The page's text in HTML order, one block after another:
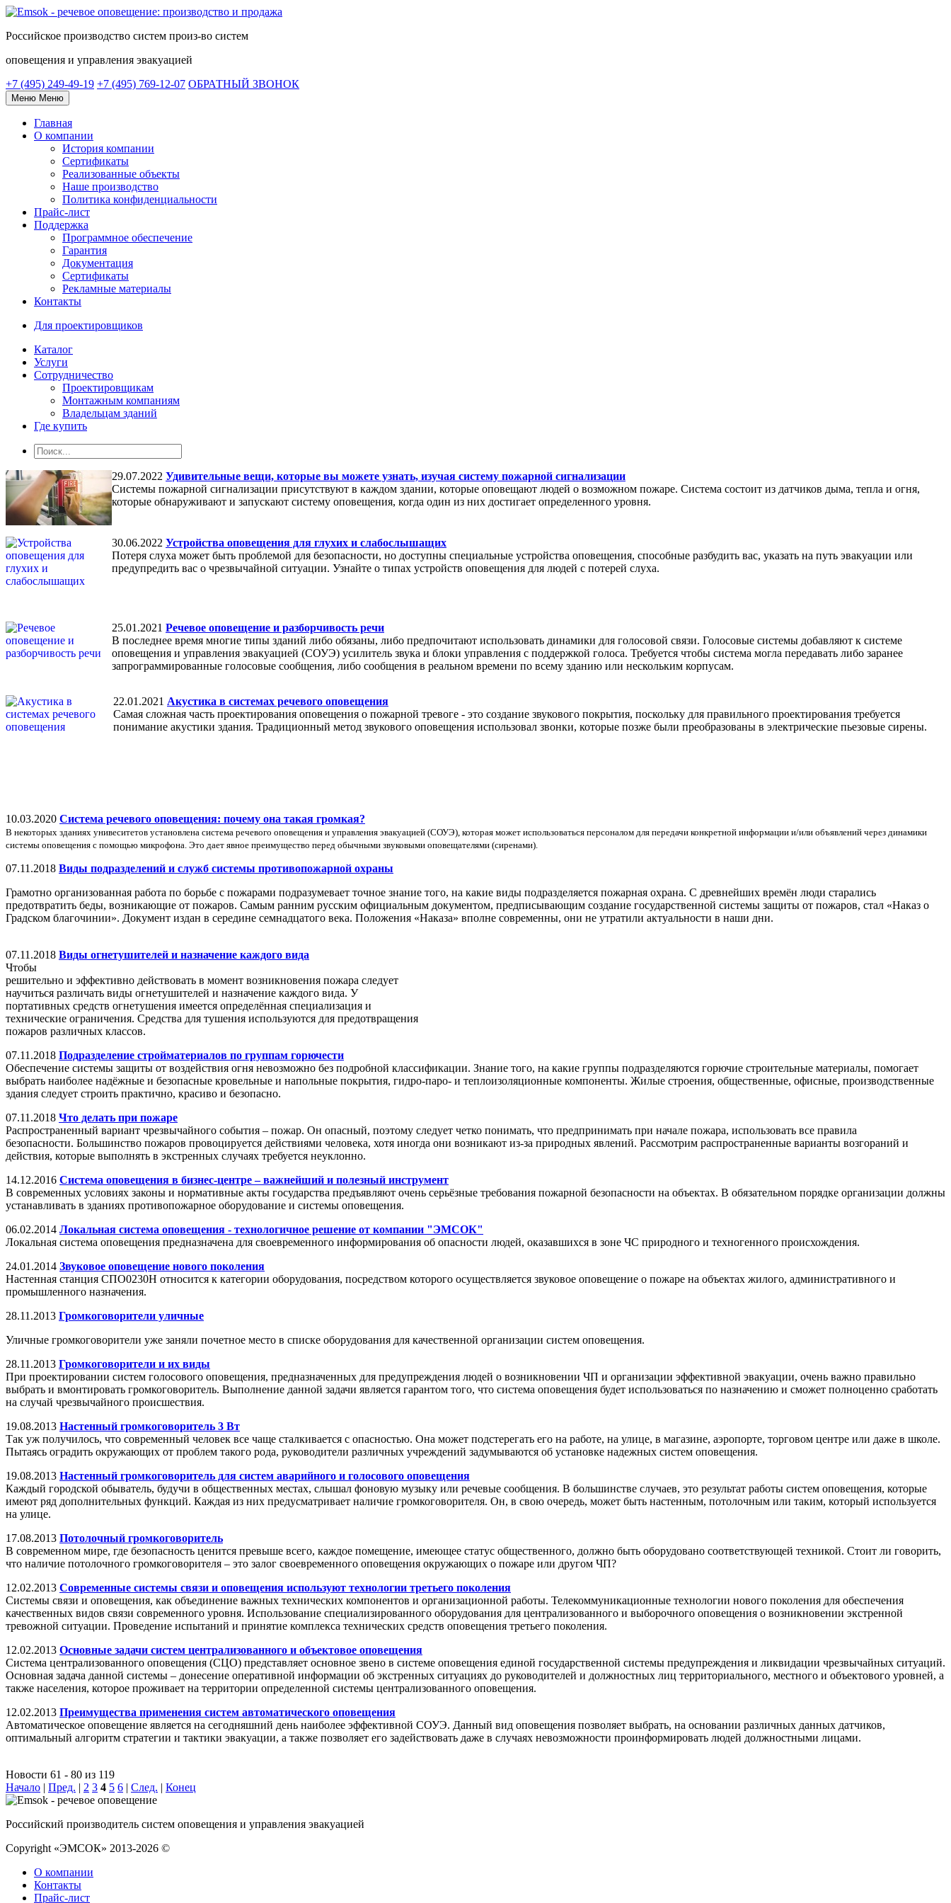
Российское производство систем произ-во систем
оповещения и управления эвакуацией
+7 (495) 249-49-19 +7 (495) 769-12-07 ОБРАТНЫЙ ЗВОНОК
Меню Меню
Главная
О компании
История компании
Сертификаты
Реализованные объекты
Наше производство
Политика конфиденциальности
Прайс-лист
Поддержка
Программное обеспечение
Гарантия
Документация
Сертификаты
Рекламные материалы
Контакты
Для проектировщиков
Каталог
Услуги
Сотрудничество
Проектировщикам
Монтажным компаниям
Владельцам зданий
Где купить
29.07.2022 Удивительные вещи, которые вы можете узнать, изучая систему пожарной сигнализации
Системы пожарной сигнализации присутствуют в каждом здании, которые оповещают людей о возможном пожаре. Система состоит из датчиков дыма, тепла и огня,
которые обнаруживают и запускают систему оповещения, когда один из них достигает определенного уровня.
30.06.2022 Устройства оповещения для глухих и слабослышащих
Потеря слуха может быть проблемой для безопасности, но доступны специальные устройства оповещения, способные разбудить вас, указать на путь эвакуации или
предупредить вас о чрезвычайной ситуации. Узнайте о типах устройств оповещения для людей с потерей слуха.
25.01.2021 Речевое оповещение и разборчивость речи
В последнее время многие типы зданий либо обязаны, либо предпочитают использовать динамики для голосовой связи. Голосовые системы добавляют к системе
оповещения и управления эвакуацией (СОУЭ) усилитель звука и блоки управления с поддержкой голоса. Требуется чтобы система могла передавать либо заранее
запрограммированные голосовые сообщения, либо сообщения в реальном времени по всему зданию или нескольким корпусам.
22.01.2021 Акустика в системах речевого оповещения
Самая сложная часть проектирования оповещения о пожарной тревоге - это создание звукового покрытия, поскольку для правильного проектирования требуется
понимание акустики здания. Традиционный метод звукового оповещения использовал звонки, которые позже были преобразованы в электрические пьезовые сирены.
10.03.2020 Система речевого оповещения: почему она такая громкая?
В некоторых зданиях унивеситетов установлена система речевого оповещения и управления эвакуацией (СОУЭ), которая может использоваться персоналом для передачи конкретной информации и/или объявлений через динамики
системы оповещения с помощью микрофона. Это дает явное преимущество перед обычными звуковыми оповещателями (сиренами).
07.11.2018 Виды подразделений и служб системы противопожарной охраны
Грамотно организованная работа по борьбе с пожарами подразумевает точное знание того, на какие виды подразделяется пожарная охрана. С древнейших времён люди старались
предотвратить беды, возникающие от пожаров. Самым ранним русским официальным документом, предписывающим создание государственной системы защиты от пожаров, стал «Наказ о
Градском благочинии». Документ издан в середине семнадцатого века. Положения «Наказа» вполне современны, они не утратили актуальности в наши дни.
07.11.2018 Виды огнетушителей и назначение каждого вида
Чтобы
решительно и эффективно действовать в момент возникновения пожара следует
научиться различать виды огнетушителей и назначение каждого вида. У
портативных средств огнетушения имеется определённая специализация и
технические ограничения. Средства для тушения используются для предотвращения
пожаров различных классов.
07.11.2018 Подразделение стройматериалов по группам горючести
Обеспечение системы защиты от воздействия огня невозможно без подробной классификации. Знание того, на какие группы подразделяются горючие строительные материалы, помогает
выбрать наиболее надёжные и безопасные кровельные и напольные покрытия, гидро-паро- и теплоизоляционные компоненты. Жилые строения, общественные, офисные, производственные
здания следует строить практично, красиво и безопасно.
07.11.2018 Что делать при пожаре
Распространенный вариант чрезвычайного события – пожар. Он опасный, поэтому следует четко понимать, что предпринимать при начале пожара, использовать все правила
безопасности. Большинство пожаров провоцируется действиями человека, хотя иногда они возникают из-за природных явлений. Рассмотрим распространенные варианты возгораний и
действия, которые выполнять в экстренных случаях требуется неуклонно.
14.12.2016 Система оповещения в бизнес-центре – важнейший и полезный инструмент
В современных условиях законы и нормативные акты государства предъявляют очень серьёзные требования пожарной безопасности на объектах. В обязательном порядке организации должны
устанавливать в зданиях противопожарное оборудование и системы оповещения.
06.02.2014 Локальная система оповещения - технологичное решение от компании "ЭМСОК"
Локальная система оповещения предназначена для своевременного информирования об опасности людей, оказавшихся в зоне ЧС природного и техногенного происхождения.
24.01.2014 Звуковое оповещение нового поколения
Настенная станция СПО0230Н относится к категории оборудования, посредством которого осуществляется звуковое оповещение о пожаре на объектах жилого, административного и
промышленного назначения.
28.11.2013 Громкоговорители уличные
Уличные громкоговорители уже заняли почетное место в списке оборудования для качественной организации систем оповещения.
28.11.2013 Громкоговорители и их виды
При проектировании систем голосового оповещения, предназначенных для предупреждения людей о возникновении ЧП и организации эффективной эвакуации, очень важно правильно
выбрать и вмонтировать громкоговоритель. Выполнение данной задачи является гарантом того, что система оповещения будет использоваться по назначению и сможет полноценно сработать
на случай чрезвычайного происшествия.
19.08.2013 Настенный громкоговоритель 3 Вт
Так уж получилось, что современный человек все чаще сталкивается с опасностью. Она может подстерегать его на работе, на улице, в магазине, аэропорте, торговом центре или даже в школе.
Пытаясь оградить окружающих от проблем такого рода, руководители различных учреждений задумываются об установке надежных систем оповещения.
19.08.2013 Настенный громкоговоритель для систем аварийного и голосового оповещения
Каждый городской обыватель, будучи в общественных местах, слышал фоновую музыку или речевые сообщения. В большинстве случаев, это результат работы систем оповещения, которые
имеют ряд дополнительных функций. Каждая из них предусматривает наличие громкоговорителя. Он, в свою очередь, может быть настенным, потолочным или таким, который используется
на улице.
17.08.2013 Потолочный громкоговоритель
В современном мире, где безопасность ценится превыше всего, каждое помещение, имеющее статус общественного, должно быть оборудовано соответствующей техникой. Стоит ли говорить,
что наличие потолочного громкоговорителя – это залог своевременного оповещения окружающих о пожаре или другом ЧП?
12.02.2013 Современные системы связи и оповещения используют технологии третьего поколения
Системы связи и оповещения, как объединение важных технических компонентов и организационной работы. Телекоммуникационные технологии нового поколения для обеспечения
качественных видов связи современного уровня. Использование специализированного оборудования для централизованного и выборочного оповещения о возникновении экстренной
тревожной ситуации. Проведение испытаний и принятие комплекса технических средств оповещения третьего поколения.
12.02.2013 Основные задачи систем централизованного и объектовое оповещения
Система централизованного оповещения (СЦО) представляет основное звено в системе оповещения единой государственной системы предупреждения и ликвидации чрезвычайных ситуаций.
Основная задача данной системы – донесение оперативной информации об экстренных ситуациях до руководителей и должностных лиц территориального, местного и объектового уровней, а
также населения, которое проживает на территории определенной системы централизованного оповещения.
12.02.2013 Преимущества применения систем автоматического оповещения
Автоматическое оповещение является на сегодняшний день наиболее эффективной СОУЭ. Данный вид оповещения позволяет выбрать, на основании различных данных датчиков,
оптимальный алгоритм стратегии и тактики эвакуации, а также позволяет его задействовать даже в случаях невозможности проинформировать людей должностными лицами.
Новости 61 - 80 из 119
Начало | Пред. | 2 3 4 5 6 | След. | Конец
Российский производитель систем оповещения и управления эвакуацией
Copyright «ЭМСОК» 2013-2026 ©
О компании
Контакты
Прайс-лист